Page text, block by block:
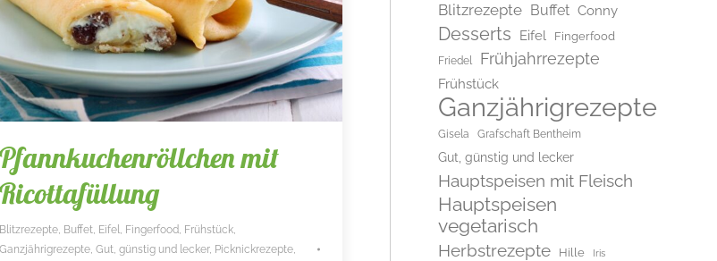
Pfannkuchenröllchen mit
Ricottafüllung
Blitzrezepte, Buffet, Eifel, Fingerfood, Frühstück,
Ganzjährigrezepte, Gut, günstig und lecker, Picknickrezepte,
Blitzrezepte Buffet Conny
Desserts Eifel Fingerfood
Friedel Frühjahrrezepte
Frühstück
Ganzjährigrezepte
Gisela Grafschaft Bentheim
Gut, günstig und lecker
Hauptspeisen mit Fleisch
Hauptspeisen
vegetarisch
Herbstrezepte Hille Iris